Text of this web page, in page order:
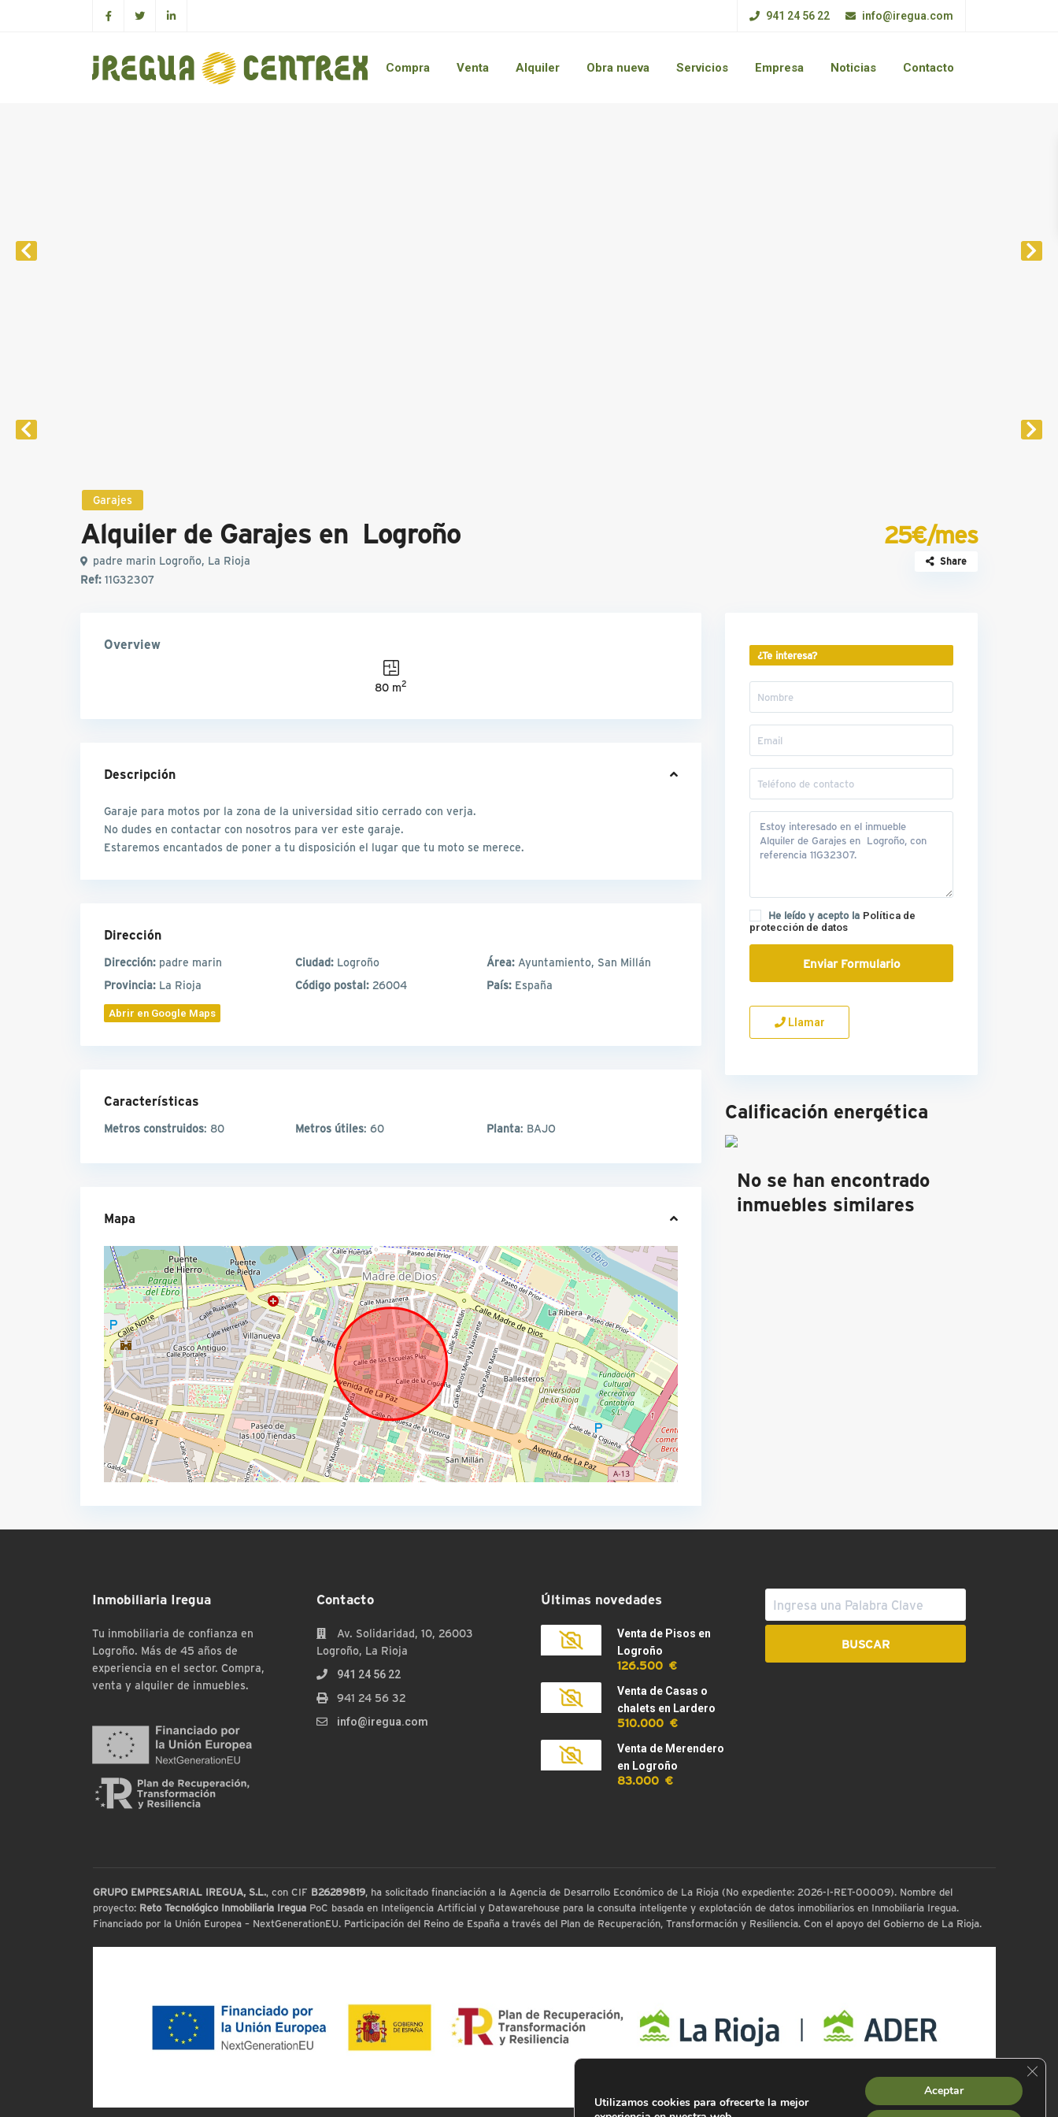
941 24 56 22 info@iregua.com
Compra Venta Alquiler Obra nueva Servicios Empresa Noticias Contacto
Garajes
Alquiler de Garajes en Logroño 25€/mes
padre marin Logroño, La Rioja
Ref:11G32307
Share
Overview
80 m2
Descripción
Garaje para motos por la zona de la universidad sitio cerrado con verja.
No dudes en contactar con nosotros para ver este garaje.
Estaremos encantados de poner a tu disposición el lugar que tu moto se merece.
Dirección
Dirección: padre marin Ciudad: Logroño Área: Ayuntamiento, San Millán
Provincia: La Rioja Código postal: 26004 País: España
Abrir en Google Maps
Características
Metros construidos: 80 Metros útiles: 60 Planta: BAJO
Mapa
¿Te interesa?
He leído y acepto la Política de
protección de datos
Llamar
Calificación energética
No se han encontrado
inmuebles similares
Inmobiliaria Iregua
Tu inmobiliaria de confianza en
Logroño. Más de 45 años de
experiencia en el sector. Compra,
venta y alquiler de inmuebles.
Contacto
Av. Solidaridad, 10, 26003
Logroño, La Rioja
941 24 56 22
941 24 56 32
info@iregua.com
Últimas novedades
Venta de Pisos en
Logroño
126.500 €
Venta de Casas o
chalets en Lardero
510.000 €
Venta de Merendero
en Logroño
83.000 €
GRUPO EMPRESARIAL IREGUA, S.L., con CIF B26289819, ha solicitado financiación a la Agencia de Desarrollo Económico de La Rioja (No expediente: 2026-I-RET-00009). Nombre del
proyecto: Reto Tecnológico Inmobiliaria IreguaPoC basada en Inteligencia Artificial y Datawarehouse para la consulta inteligente y explotación de datos inmobiliarios en Inmobiliaria Iregua.
Financiado por la Unión Europea – NextGenerationEU. Participación del Reino de España a través del Plan de Recuperación, Transformación y Resiliencia. Con el apoyo del Gobierno de La Rioja.
Utilizamos cookies para ofrecerte la mejor
Aceptar